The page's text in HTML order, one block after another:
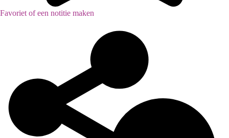
Favoriet of een notitie maken